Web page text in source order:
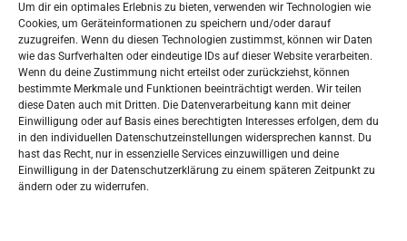
Um dir ein optimales Erlebnis zu bieten, verwenden wir Technologien wie
Cookies, um Geräteinformationen zu speichern und/oder darauf
zuzugreifen. Wenn du diesen Technologien zustimmst, können wir Daten
wie das Surfverhalten oder eindeutige IDs auf dieser Website verarbeiten.
Wenn du deine Zustimmung nicht erteilst oder zurückziehst, können
bestimmte Merkmale und Funktionen beeinträchtigt werden. Wir teilen
diese Daten auch mit Dritten. Die Datenverarbeitung kann mit deiner
Einwilligung oder auf Basis eines berechtigten Interesses erfolgen, dem du
in den individuellen Datenschutzeinstellungen widersprechen kannst. Du
hast das Recht, nur in essenzielle Services einzuwilligen und deine
Einwilligung in der Datenschutzerklärung zu einem späteren Zeitpunkt zu
ändern oder zu widerrufen.
Datenschutzerklärung
Widerufsbelehrung
Oglašavanje / Postavite svoj oglas
Tko je “Idemo u Svijet – Njemačka?
Pretražite stranicu:
S